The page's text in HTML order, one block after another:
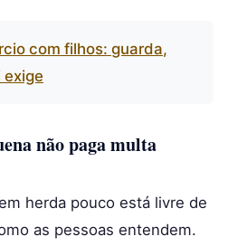
com filhos: guarda,
exige
não paga multa
herda pouco está livre de
as pessoas entendem.